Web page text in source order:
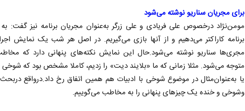
برای مجریان سناریو نوشته می‌شود
مومن‌نژاد درخصوص علی فریادی و علی زرگر به‌عنوان مجریان برنامه نیز گفت:
برنامه کاراکتر می‌دهیم و از آنها بازی می‌گیریم. در اصل هر شب یک نمایش
مجری‌ها سناریو نوشته می‌شود.حال این نمایش نکته‌های پنهانی دارد که
متوجه می‌شود. مثلا زمانی که ما «بلایند دیت» را زدیم، کاملا مشخص بود که
یا به‌عنوان‌مثال در موضوع شوخی با ادبیات هم همین اتفاق رخ داد.درواقع
وشوخی و خنده یک چیزهای پنهانی را به مخاطب می‌گوییم.
صفحات نخست روزنامه ها‌ی یکشنبه ۴ مردادماه صفحات نخست روزنامه ها‌ی شنبه ۳ مردادماه